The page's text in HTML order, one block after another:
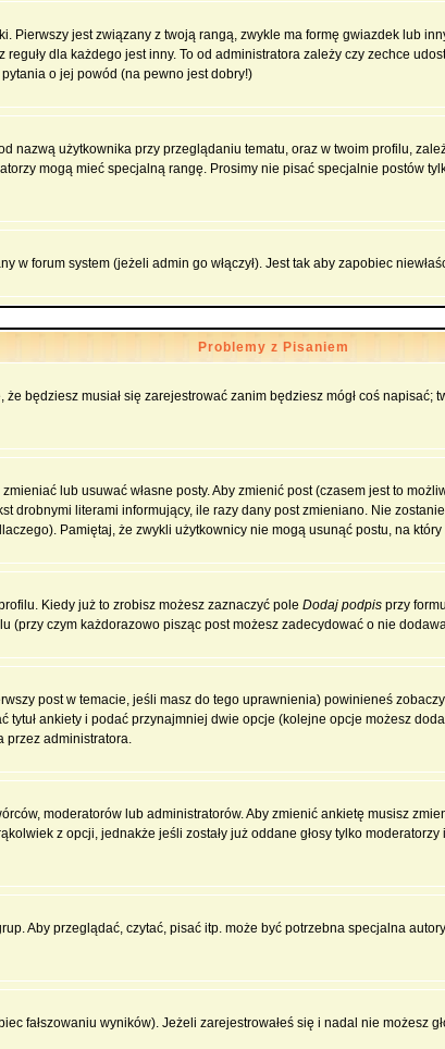
Pierwszy jest związany z twoją rangą, zwykle ma formę gwiazdek lub
dla każdego jest inny. To od administratora zależy czy zechce
o jej powód (na pewno jest dobry!)
nazwą użytkownika przy przeglądaniu tematu, oraz w twoim profilu,
mogą mieć specjalną rangę. Prosimy nie pisać specjalnie postów
w forum system (jeżeli admin go włączył). Jest tak aby zapobiec
Problemy z Pisaniem
będziesz musiał się zarejestrować zanim będziesz mógł coś
lub usuwać własne posty. Aby zmienić post (czasem jest to
drobnymi literami informujący, ile razy dany post zmieniano. Nie
Pamiętaj, że zwykli użytkownicy nie mogą usunąć postu, na który
Kiedy już to zrobisz możesz zaznaczyć pole Dodaj podpis przy
czym każdorazowo pisząc post możesz zadecydować o nie
post w temacie, jeśli masz do tego uprawnienia) powinieneś
ankiety i podać przynajmniej dwie opcje (kolejne opcje możesz
przez administratora.
moderatorów lub administratorów. Aby zmienić ankietę musisz
z opcji, jednakże jeśli zostały już oddane głosy tylko
Aby przeglądać, czytać, pisać itp. może być potrzebna specjalna
fałszowaniu wyników). Jeżeli zarejestrowałeś się i nadal nie możesz